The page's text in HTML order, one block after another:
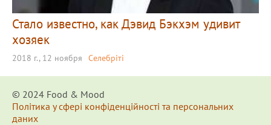
Стало известно, как Дэвид Бэкхэм удивит
хозяек
2018 г., 12 ноября Селебріті
© 2024 Food & Мood
Політика у сфері конфіденційності та персональних
даних